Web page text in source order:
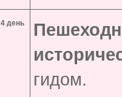
4 день
гидом.